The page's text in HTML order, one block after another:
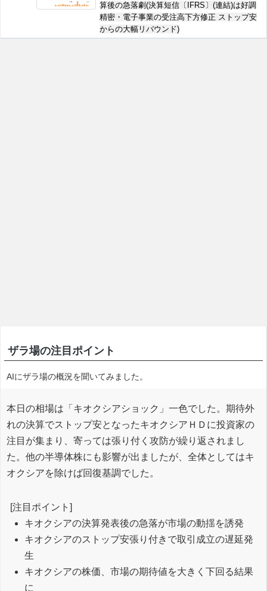
算後の急落劇(決算短信〔IFRS〕(連結)は好調
精密・電子事業の受注高下方修正 ストップ安
からの大幅リバウンド)
ザラ場の注目ポイント
AIにザラ場の概況を聞いてみました。
本日の相場は「キオクシアショック」一色でした。期待外
れの決算でストップ安となったキオクシアＨＤに投資家の
注目が集まり、寄っては張り付く攻防が繰り返されまし
た。他の半導体株にも影響が出ましたが、全体としてはキ
オクシアを除けば回復基調でした。
[注目ポイント]
キオクシアの決算発表後の急落が市場の動揺を誘発
キオクシアのストップ安張り付きで取引成立の遅延発
生
キオクシアの株価、市場の期待値を大きく下回る結果
に